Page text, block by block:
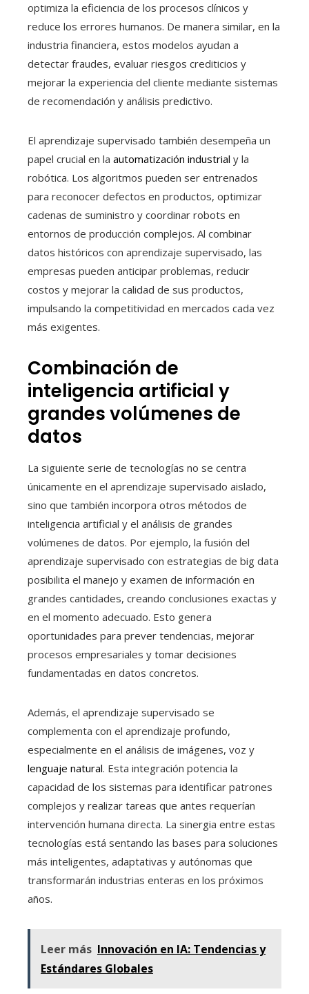
optimiza la eficiencia de los procesos clínicos y
reduce los errores humanos. De manera similar, en la
industria financiera, estos modelos ayudan a
detectar fraudes, evaluar riesgos crediticios y
mejorar la experiencia del cliente mediante sistemas
de recomendación y análisis predictivo.
El aprendizaje supervisado también desempeña un
papel crucial en la automatización industrial y la
robótica. Los algoritmos pueden ser entrenados
para reconocer defectos en productos, optimizar
cadenas de suministro y coordinar robots en
entornos de producción complejos. Al combinar
datos históricos con aprendizaje supervisado, las
empresas pueden anticipar problemas, reducir
costos y mejorar la calidad de sus productos,
impulsando la competitividad en mercados cada vez
más exigentes.
Combinación de
inteligencia artificial y
grandes volúmenes de
datos
La siguiente serie de tecnologías no se centra
únicamente en el aprendizaje supervisado aislado,
sino que también incorpora otros métodos de
inteligencia artificial y el análisis de grandes
volúmenes de datos. Por ejemplo, la fusión del
aprendizaje supervisado con estrategias de big data
posibilita el manejo y examen de información en
grandes cantidades, creando conclusiones exactas y
en el momento adecuado. Esto genera
oportunidades para prever tendencias, mejorar
procesos empresariales y tomar decisiones
fundamentadas en datos concretos.
Además, el aprendizaje supervisado se
complementa con el aprendizaje profundo,
especialmente en el análisis de imágenes, voz y
lenguaje natural. Esta integración potencia la
capacidad de los sistemas para identificar patrones
complejos y realizar tareas que antes requerían
intervención humana directa. La sinergia entre estas
tecnologías está sentando las bases para soluciones
más inteligentes, adaptativas y autónomas que
transformarán industrias enteras en los próximos
años.
Leer más Innovación en IA: Tendencias y
Estándares Globales